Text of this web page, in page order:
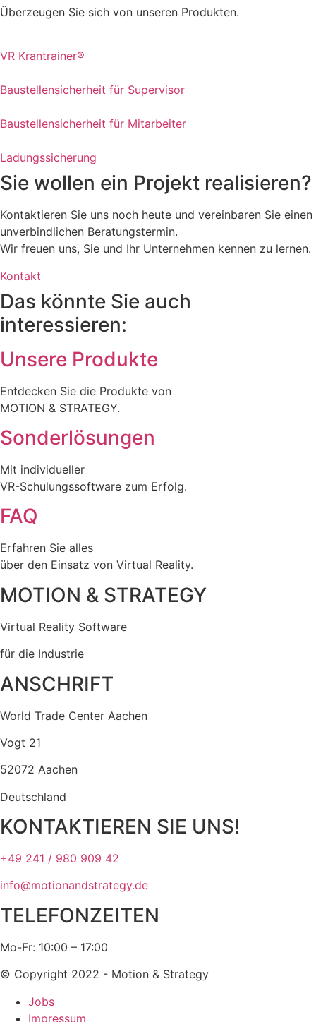
Überzeugen Sie sich von unseren Produkten.
VR Krantrainer®
Baustellensicherheit für Supervisor
Baustellensicherheit für Mitarbeiter
Ladungssicherung
Sie wollen ein Projekt realisieren?
Kontaktieren Sie uns noch heute und vereinbaren Sie einen
unverbindlichen Beratungstermin.
Wir freuen uns, Sie und Ihr Unternehmen kennen zu lernen.
Kontakt
Das könnte Sie auch
interessieren:
Unsere Produkte
Entdecken Sie die Produkte von
MOTION & STRATEGY.
Sonderlösungen
Mit individueller
VR-Schulungssoftware zum Erfolg.
FAQ
Erfahren Sie alles
über den Einsatz von Virtual Reality.
MOTION & STRATEGY
Virtual Reality Software
für die Industrie
ANSCHRIFT
World Trade Center Aachen
Vogt 21
52072 Aachen
Deutschland
KONTAKTIEREN SIE UNS!
+49 241 / 980 909 42
info@motionandstrategy.de
TELEFONZEITEN
Mo-Fr: 10:00 – 17:00
© Copyright 2022 - Motion & Strategy
Jobs
Impressum